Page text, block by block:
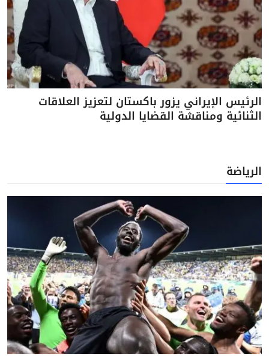
الرئيس الإيراني يزور باكستان لتعزيز العلاقات
الثنائية ومناقشة القضايا الدولية
الرياضة